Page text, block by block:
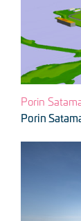
Porin
Porin